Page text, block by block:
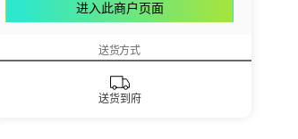
进入此商户页面
送货方式
送货到府